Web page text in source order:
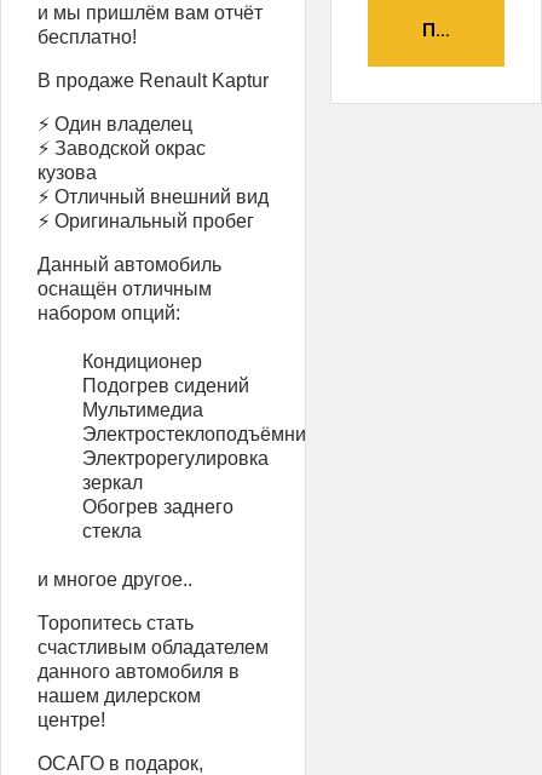
и мы пришлём вам отчёт
бесплатно!
В продаже Renault Kaptur
⚡ Один владелец
⚡ Заводской окрас
кузова
⚡ Отличный внешний вид
⚡ Оригинальный пробег
Данный автомобиль
оснащён отличным
набором опций:
Кондиционер
Подогрев сидений
Мультимедиа
Электростеклоподъёмники
Электрорегулировка
зеркал
Обогрев заднего
стекла
и многое другое..
Торопитесь стать
счастливым обладателем
данного автомобиля в
нашем дилерском
центре!
ОСАГО в подарок,
ПОЛУЧИТЬ